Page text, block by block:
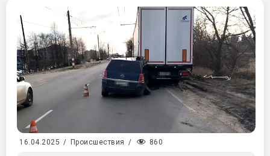
16.04.2025 / Происшествия / 860